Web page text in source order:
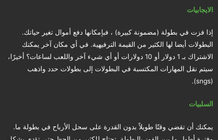
الايجابيات
إذا فزت في بطولة (مضمونة كبيرة) ، فبإمكانها دفع أموال تغير حياتك.
البطولات أيضا لها الكثير من القيمة الترفيهية. في أي مكان آخر يمكنك
الاشتراك بـ 1 دولار أو 10 دولارات أو أي شيء آخر واللعب لساعات؟ أخيرًا،
سيتم نقل المهارات المكتسبة في البطولات إلى بطولات حدد واذهب
(sngs).
السلبيات
يمكنك أن تقضي وقتًا طويلاً بدون القدرة على سحل الأرباح في بطولة ما.